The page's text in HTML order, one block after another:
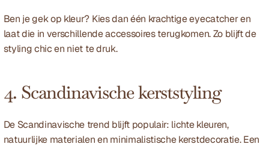
Ben je gek op kleur? Kies dan één krachtige eyecatcher en
laat die in verschillende accessoires terugkomen. Zo blijft de
styling chic en niet te druk.
4. Scandinavische kerststyling
De Scandinavische trend blijft populair: lichte kleuren,
natuurlijke materialen en minimalistische kerstdecoratie. Een